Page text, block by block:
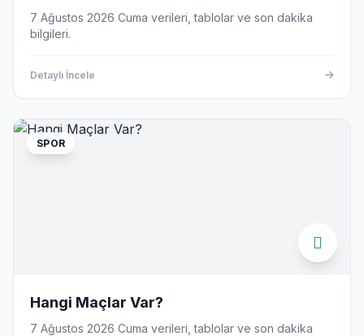
7 Ağustos 2026 Cuma verileri, tablolar ve son dakika
bilgileri.
Detaylı İncele
SPOR
Hangi Maçlar Var?
7 Ağustos 2026 Cuma verileri, tablolar ve son dakika